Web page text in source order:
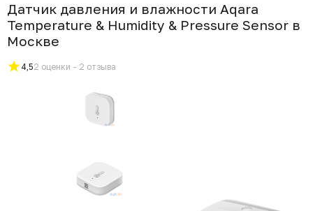
Датчик давления и влажности Aqara
Temperature & Humidity & Pressure Sensor в
Москвe
4,52 оценки - 2 отзыва